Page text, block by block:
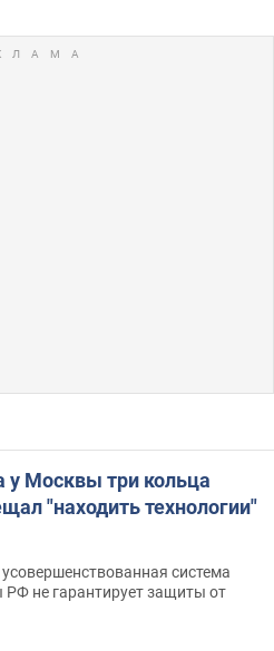
у Москвы три кольца
"находить технологии"
система
не гарантирует защиты от